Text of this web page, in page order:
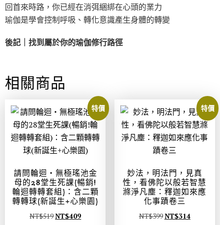
回首來時路，你已經在消弭綑綁在心頭的業力
瑜伽是學會控制呼吸、轉化意識產生身體的轉變
後記｜找到屬於你的瑜伽修行路徑
相關商品
特價
請問輪迴‧無極瑤池金
母的28堂生死課(暢銷!
輪迴轉轉套組)：含二顆
轉轉球(新誕生+心樂園)
NT$519NT$409
特價
妙法，明法門，見真
性，看佛陀以般若智慧
滌淨凡塵：釋迦如來應
化事蹟卷三
NT$399NT$314